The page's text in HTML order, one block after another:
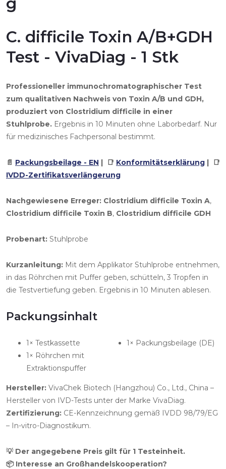
C. difficile Toxin A/B+GDH
Test - VivaDiag - 1 Stk
Professioneller immunochromatographischer Test
zum qualitativen Nachweis von Toxin A/B und GDH,
produziert von Clostridium difficile in einer
Stuhlprobe. Ergebnis in 10 Minuten ohne Laborbedarf. Nur
für medizinisches Fachpersonal bestimmt.
📄 Packungsbeilage - EN | 📑 Konformitätserklärung | 📑
IVDD-Zertifikatsverlängerung
Nachgewiesene Erreger: Clostridium difficile Toxin A,
Clostridium difficile Toxin B, Clostridium difficile GDH
Probenart: Stuhlprobe
Kurzanleitung: Mit dem Applikator Stuhlprobe entnehmen,
in das Röhrchen mit Puffer geben, schütteln, 3 Tropfen in
die Testvertiefung geben. Ergebnis in 10 Minuten ablesen.
Packungsinhalt
1× Testkassette
1× Röhrchen mit
Extraktionspuffer
1× Packungsbeilage (DE)
Hersteller: VivaChek Biotech (Hangzhou) Co., Ltd., China –
Hersteller von IVD-Tests unter der Marke VivaDiag.
Zertifizierung: CE-Kennzeichnung gemäß IVDD 98/79/EG
– In-vitro-Diagnostikum.
💡 Der angegebene Preis gilt für 1 Testeinheit.
📦 Interesse an Großhandelskooperation?